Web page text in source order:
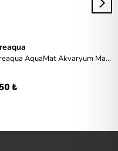
Creaqua AquaMat Akvaryum Matı 50x150cm Beyaz
₺